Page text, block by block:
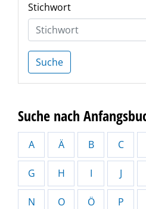
Stichwort
Suche
Suche nach
A Ä B C
G H I J
N O Ö P